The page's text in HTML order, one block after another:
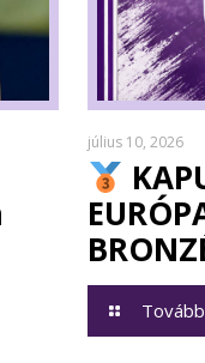
július 10, 2026
Tovább